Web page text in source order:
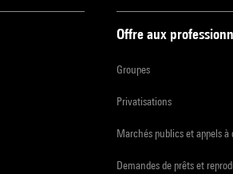
Offre aux
Groupes
Privatisations
Marchés publics et appels
Demandes de prêts et